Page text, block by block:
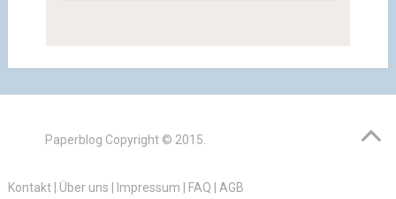
Paperblog Copyright © 2015.
Kontakt| Über uns Impressum FAQ AGB